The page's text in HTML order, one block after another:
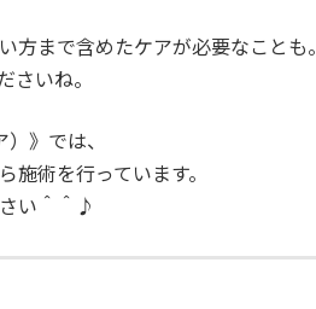
方まで含めたケアが必要なことも。
いね。
》では、
術を行っています。
い＾＾♪